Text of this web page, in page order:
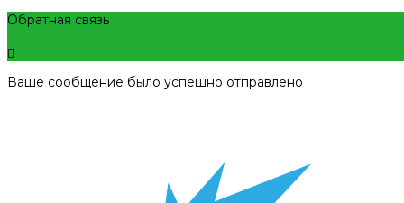
Обратная связь
Ваше сообщение было успешно отправлено